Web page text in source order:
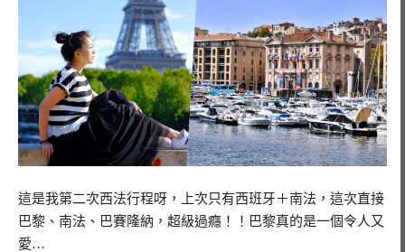
這是我第二次西法行程呀，上次只有西班牙＋南法，這次直接
巴黎、南法、巴賽隆納，超級過癮！！巴黎真的是一個令人又
愛…